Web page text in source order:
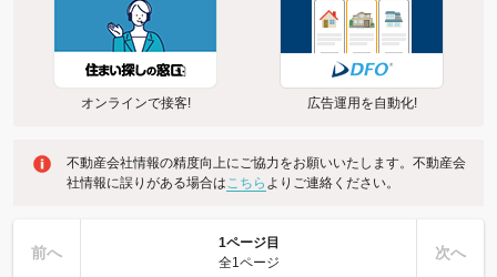
オンラインで接客! 広告運用を自動化!
不動産会社情報の精度向上にご協力をお願いいたします。不動産会
社情報に誤りがある場合はこちら よりご連絡ください。
前へ
1ページ目
全1ページ
次へ